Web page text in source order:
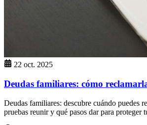
22 oct. 2025
Deudas familiares: cómo
Deudas familiares: descubre cuándo puedes
pruebas reunir y qué pasos dar para proteger